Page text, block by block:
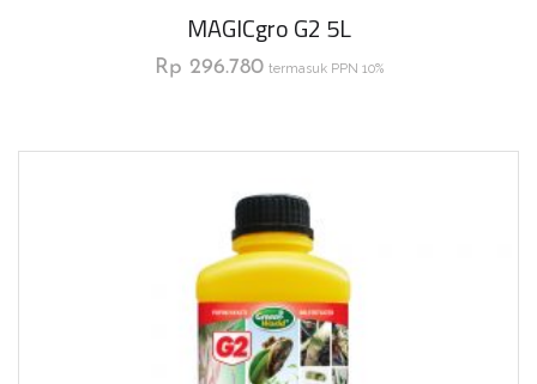
MAGICgro G2 5L
Rp 296.780 termasuk PPN 10%